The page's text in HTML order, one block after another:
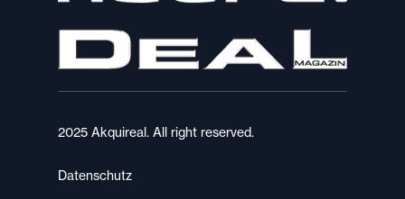
2025 Akquireal. All right reserved.
Datenschutz